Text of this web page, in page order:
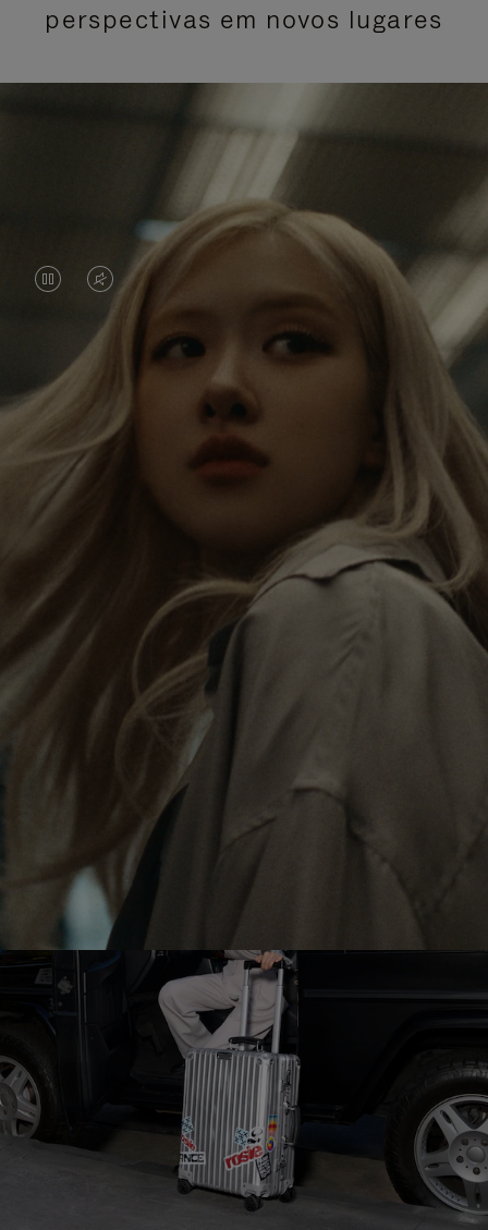
perspectivas em novos lugares
O
VÍDEO
ESTÁ
PAUSADO,
PRESSIONE
PARA
REPRODUZI-
LO
O
VÍDEO
ESTÁ
SEM
SOM.
FAVOR,
CLIQUE
PARA
ATIVÁ-
LO
Rosé está constantemente explorando o mundo e, a
cada viagem, ela encontra novas perspectivas que
deixam um impacto profundo nela. A cada novo
destino, ela descobre o mundo e a si mesma da
maneira mais significativa.
Sua RIMOWA Classic Cabin serve como um
lembrete de todas as histórias que ela vivenciou,
cada adesivo e suas marcas, são símbolos de sua
jornada.